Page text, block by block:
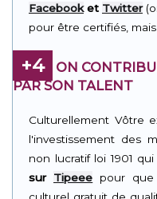
Facebooket Twitter
pour être certifiés,
+4
ON
PAR SON TALENT
Culturellement Vôtre
l'investissement des
non lucratif loi 1901
sur Tipeee pour que